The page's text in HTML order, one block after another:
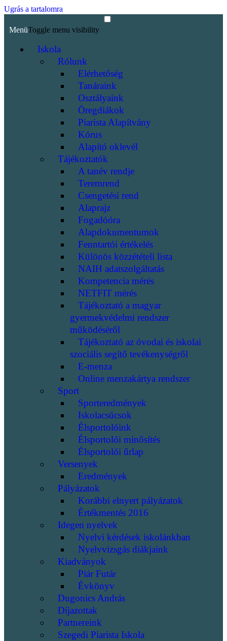
Ugrás a tartalomra
MenüToggle menu visibility
Iskola
Rólunk
Elérhetőség
Tanáraink
Osztályaink
Öregdiákok
Piarista Alapítvány
Kórus
Alapító oklevél
Tájékoztatók
A tanév rendje
Teremrend
Csengetési rend
Alaprajz
Fogadóóra
Alapdokumentumok
Fenntartói értékelés
Különös közzétételi lista
NAIH adatszolgáltatás
Kompetencia mérés
NETFIT mérés
Tájékoztató a magyar
gyermekvédelmi rendszer
működéséről
Tájékoztató az óvodai és iskolai
szociális segítő tevékenységről
E-menza
Online menzakártya rendszer
Sport
Sporteredmények
Iskolacsúcsok
Élsportolóink
Élsportolói minősítés
Élsportolói űrlap
Versenyek
Eredmények
Pályázatok
Korábbi elnyert pályázatok
Értékmentés 2016
Idegen nyelvek
Nyelvi kérdések iskolánkban
Nyelvvizsgás diákjaink
Kiadványok
Piár Futár
Évkönyv
Dugonics András
Díjazottak
Partnereink
Szegedi Piarista Iskola